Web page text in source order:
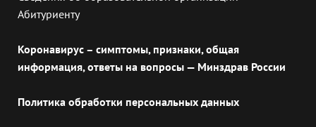
Абитуриенту
Коронавирус – симптомы, признаки, общая
информация, ответы на вопросы — Минздрав России
Политика обработки персональных данных